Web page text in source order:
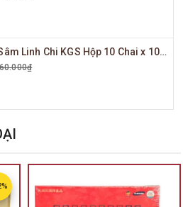
Nước Hồng Sâm Linh Chi KGS Hộp 10 Chai x 100ml